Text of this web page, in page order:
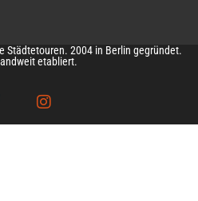
2004 in Berlin gegründet.
etabliert.